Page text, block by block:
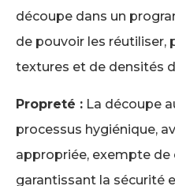
découpe dans un
de pouvoir les réutiliser,
textures et de densités
Propreté : La découpe
processus hygiénique,
appropriée, exempte
garantissant la sécurité